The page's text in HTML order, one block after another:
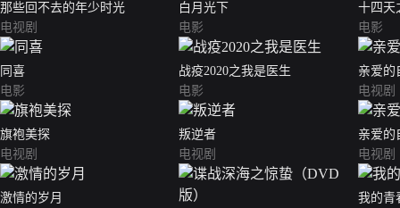
那些回不去的年少时光
电视剧
白月光下
电影
十四天
电影
同喜
电影
战疫2020之我是医生
电影
亲爱的
电视剧
旗袍美探
电视剧
叛逆者
电视剧
亲爱的
电视剧
激情的岁月
我的青